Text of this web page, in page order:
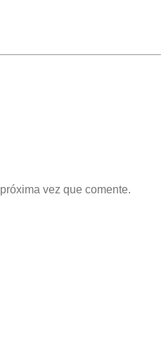
vez que comente.